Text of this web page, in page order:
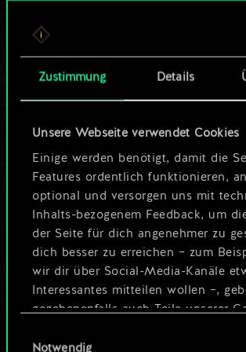
Zustimmung Details
Unsere Webseite verwendet Cookies
Einige werden benötigt, damit die
Features ordentlich funktionieren,
optional und versorgen uns mit
Inhalts-bezogenem Feedback, um
der Seite für dich angenehmer zu
dich besser zu erreichen – zum
wir dir über Social-Media-Kanäle
Interessantes mitteilen wollen –,
gegebenenfalls auch Teile unserer
Cookies erfordert allerdings deine
Notwendig
Bis jetzt ist
ein geteilter
Karten.
Wo es doch so
mehr sein
Deck benennen und Leitfaden
Deck bearbeiten